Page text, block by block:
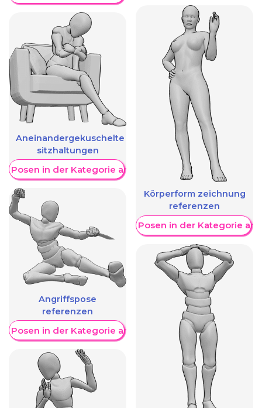
Aneinandergekuschelte
sitzhaltungen
Posen in der Kategorie anzeigen
Angriffspose
referenzen
Posen in der Kategorie anzeigen
Körperform zeichnung
referenzen
Weitere Posen in der Kategorie